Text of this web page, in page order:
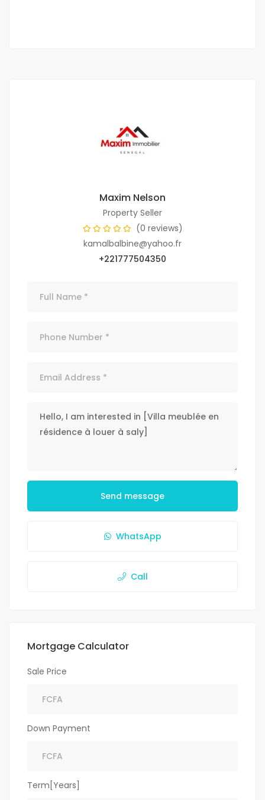
Maxim Nelson
Property Seller
(0 reviews)
kamalbalbine@yahoo.fr
+221777504350
Send message
WhatsApp
Call
Mortgage Calculator
Sale Price
Down Payment
Term[Years]